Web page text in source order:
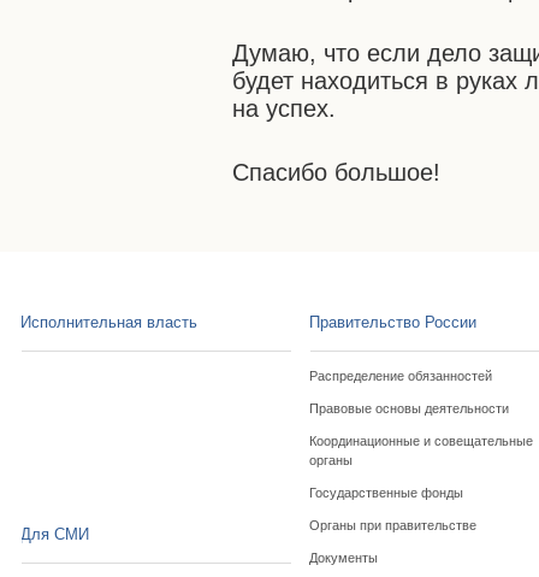
Думаю, что если дело
будет находиться в
на успех.
Спасибо большое!
Исполнительная власть Правительство России
Распределение обязанностей
Правовые основы деятельности
Координационные и совещательные
органы
Государственные фонды
Органы при правительстве
Документы
Для СМИ